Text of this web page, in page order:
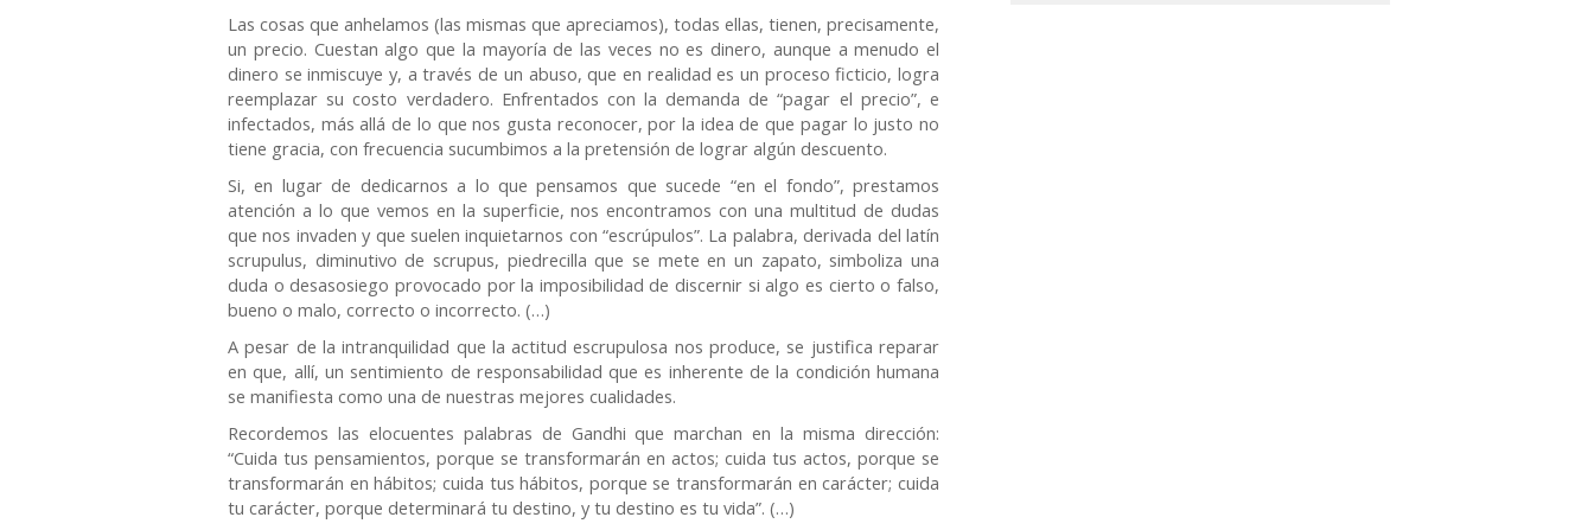
Las cosas que anhelamos (las mismas que apreciamos), todas ellas, tienen, precisamente,
un precio. Cuestan algo que la mayoría de las veces no es dinero, aunque a menudo el
dinero se inmiscuye y, a través de un abuso, que en realidad es un proceso ficticio, logra
reemplazar su costo verdadero. Enfrentados con la demanda de “pagar el precio”, e
infectados, más allá de lo que nos gusta reconocer, por la idea de que pagar lo justo no
tiene gracia, con frecuencia sucumbimos a la pretensión de lograr algún descuento.
Si, en lugar de dedicarnos a lo que pensamos que sucede “en el fondo”, prestamos
atención a lo que vemos en la superficie, nos encontramos con una multitud de dudas
que nos invaden y que suelen inquietarnos con “escrúpulos”. La palabra, derivada del latín
scrupulus, diminutivo de scrupus, piedrecilla que se mete en un zapato, simboliza una
duda o desasosiego provocado por la imposibilidad de discernir si algo es cierto o falso,
bueno o malo, correcto o incorrecto. (…)
A pesar de la intranquilidad que la actitud escrupulosa nos produce, se justifica reparar
en que, allí, un sentimiento de responsabilidad que es inherente de la condición humana
se manifiesta como una de nuestras mejores cualidades.
Recordemos las elocuentes palabras de Gandhi que marchan en la misma dirección:
“Cuida tus pensamientos, porque se transformarán en actos; cuida tus actos, porque se
transformarán en hábitos; cuida tus hábitos, porque se transformarán en carácter; cuida
tu carácter, porque determinará tu destino, y tu destino es tu vida”. (…)